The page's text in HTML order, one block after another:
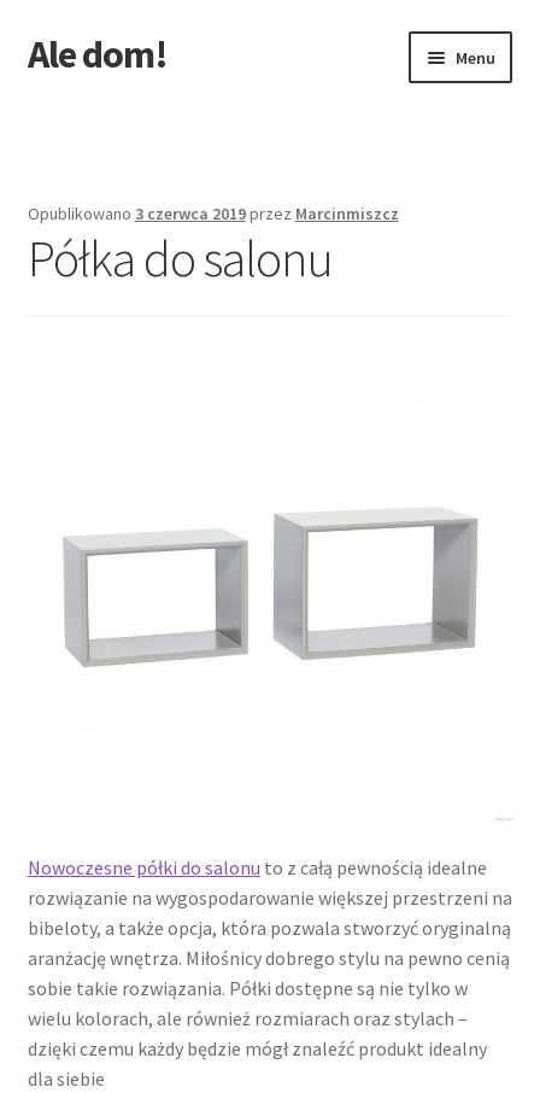
Przejdź
do
Przejdź
do
Ale dom! Menu
Opublikowano 3 czerwca 2019przez Marcinmiszcz
Półka do salonu
Nowoczesne półki do salonu to z całą pewnością idealne
rozwiązanie na wygospodarowanie większej przestrzeni na
bibeloty, a także opcja, która pozwala stworzyć oryginalną
aranżację wnętrza. Miłośnicy dobrego stylu na pewno cenią
sobie takie rozwiązania. Półki dostępne są nie tylko w
wielu kolorach, ale również rozmiarach oraz stylach –
dzięki czemu każdy będzie mógł znaleźć produkt idealny
dla siebie